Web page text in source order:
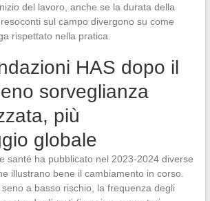
del lavoro, anche se la durata della
sul campo divergono su come
rispettato nella pratica.
HAS dopo il
sorveglianza
più
globale
santé ha pubblicato nel 2023-2024 diverse
illustrano bene il cambiamento in corso.
a basso rischio, la frequenza degli